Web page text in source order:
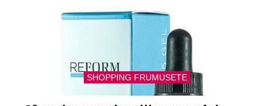
SHOPPING FRUMUSETE